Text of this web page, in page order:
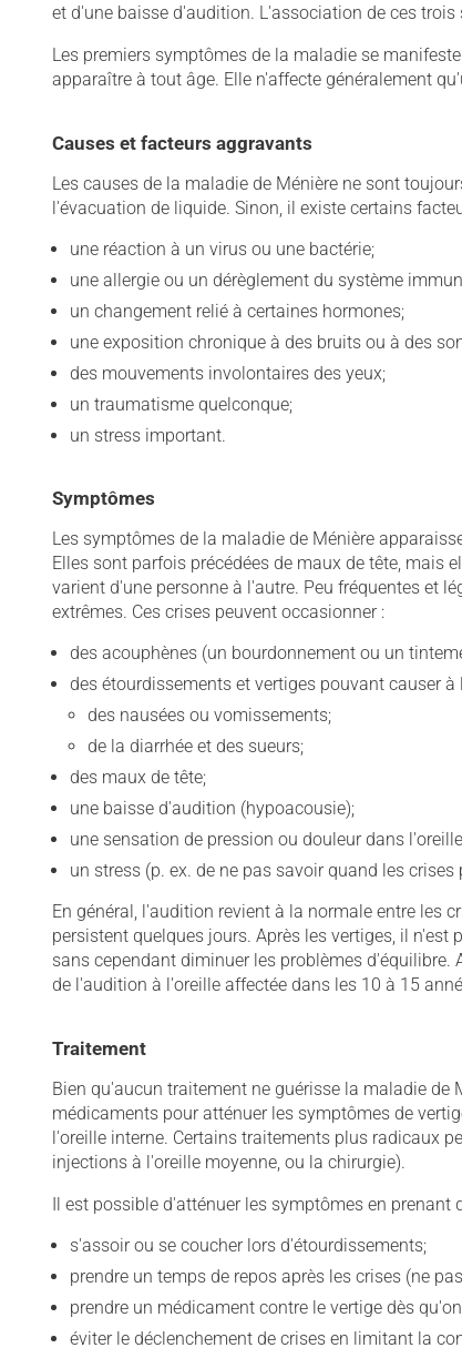
et d'une baisse d'audition. L'association de ces
Les premiers symptômes de la maladie se
apparaître à tout âge. Elle n'affecte généralement
Causes et facteurs aggravants
Les causes de la maladie de Ménière ne sont
l'évacuation de liquide. Sinon, il existe certains
une réaction à un virus ou une bactérie;
une allergie ou un dérèglement du système
un changement relié à certaines hormones;
une exposition chronique à des bruits ou à des
des mouvements involontaires des yeux;
un traumatisme quelconque;
un stress important.
Symptômes
Les symptômes de la maladie de Ménière
Elles sont parfois précédées de maux de tête, mais
varient d'une personne à l'autre. Peu fréquentes et
extrêmes. Ces crises peuvent occasionner :
des acouphènes (un bourdonnement ou un
des étourdissements et vertiges pouvant causer à
des nausées ou vomissements;
de la diarrhée et des sueurs;
des maux de tête;
une baisse d'audition (hypoacousie);
une sensation de pression ou douleur dans
un stress (p. ex. de ne pas savoir quand les crises
En général, l'audition revient à la normale entre les
persistent quelques jours. Après les vertiges, il
sans cependant diminuer les problèmes
de l'audition à l'oreille affectée dans les 10 à 15
Traitement
Bien qu'aucun traitement ne guérisse la maladie de
médicaments pour atténuer les symptômes de
l'oreille interne. Certains traitements plus radicaux
injections à l'oreille moyenne, ou la chirurgie).
Il est possible d'atténuer les symptômes en prenant
s'assoir ou se coucher lors d'étourdissements;
prendre un temps de repos après les crises (ne
prendre un médicament contre le vertige dès
éviter le déclenchement de crises en limitant la